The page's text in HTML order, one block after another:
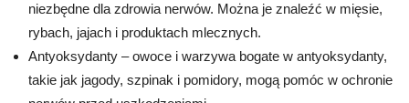
niezbędne dla zdrowia nerwów. Można je znaleźć w mięsie,
rybach, jajach i produktach mlecznych.
Antyoksydanty – owoce i warzywa bogate w antyoksydanty,
takie jak jagody, szpinak i pomidory, mogą pomóc w ochronie